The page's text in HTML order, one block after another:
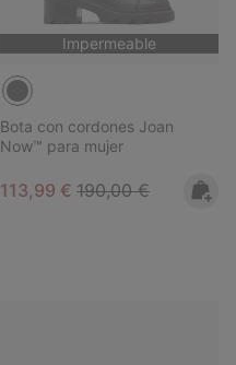
Impermeable
Bota con cordones Joan
Now™ para mujer
Sale price:
113,99 € Regular price:
190,00 €